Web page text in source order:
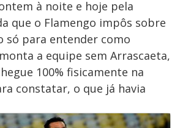
à noite e hoje pela
que o Flamengo impôs sobre
só para entender como
a equipe sem Arrascaeta,
100% fisicamente na
constatar, o que já havia